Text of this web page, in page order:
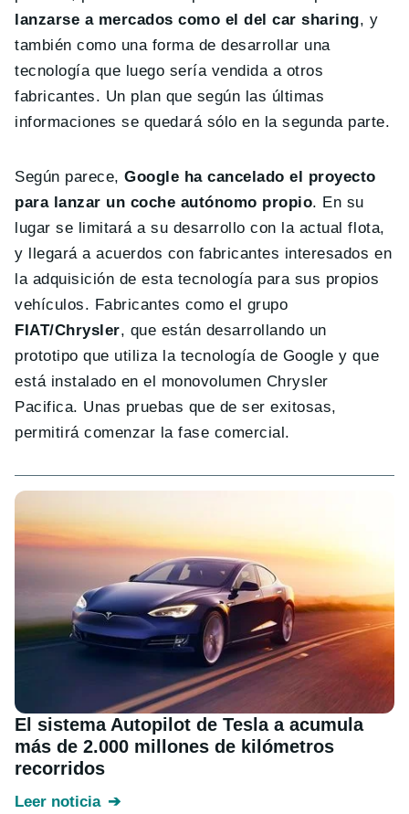
lanzarse a mercados como el del car sharing, y
también como una forma de desarrollar una
tecnología que luego sería vendida a otros
fabricantes. Un plan que según las últimas
informaciones se quedará sólo en la segunda parte.
Según parece,Google ha cancelado el proyecto
para lanzar un coche autónomo propio. En su
lugar se limitará a su desarrollo con la actual flota,
y llegará a acuerdos con fabricantes interesados en
la adquisición de esta tecnología para sus propios
vehículos. Fabricantes como el grupo
FIAT/Chrysler, que están desarrollando un
prototipo que utiliza la tecnología de Google y que
está instalado en el monovolumen Chrysler
Pacifica. Unas pruebas que de ser exitosas,
permitirá comenzar la fase comercial.
El sistema Autopilot de Tesla a acumula
más de 2.000 millones de kilómetros
recorridos
Leer noticia